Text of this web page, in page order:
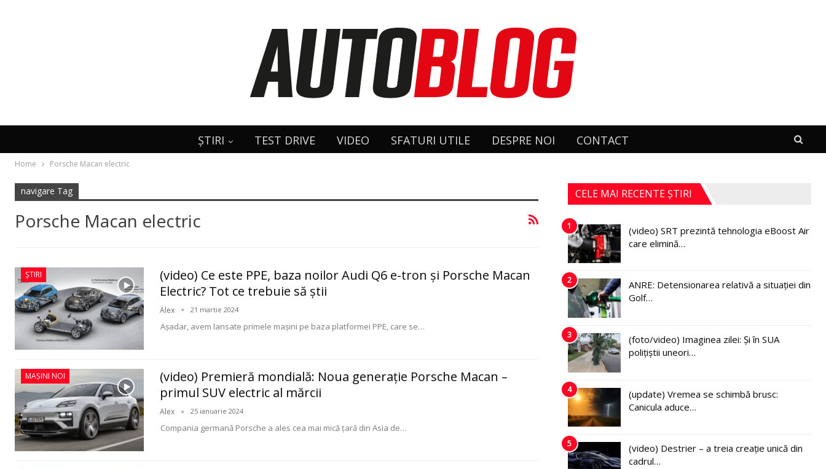
ȘTIRI TEST DRIVE VIDEO SFATURI UTILE DESPRE NOI CONTACT
Home Porsche Macan electric
navigare Tag
Porsche Macan electric
ȘTIRI
(video) Ce este PPE, baza noilor Audi Q6 e-tron și Porsche Macan
Electric? Tot ce trebuie să știi
Alex 21 martie 2024
Așadar, avem lansate primele mașini pe baza platformei PPE, care se…
MAȘINI NOI
(video) Premieră mondială: Noua generație Porsche Macan –
primul SUV electric al mărcii
Alex 25 ianuarie 2024
Compania germană Porsche a ales cea mai mică țară din Asia de…
CELE MAI RECENTE ȘTIRI
1
(video) SRT prezintă tehnologia eBoost Air
care elimină…
2
ANRE: Detensionarea relativă a situației din
Golf…
3
(foto/video) Imaginea zilei: Și în SUA
polițiștii uneori…
4
(update) Vremea se schimbă brusc:
Canicula aduce…
5
(video) Destrier – a treia creație unică din
cadrul…